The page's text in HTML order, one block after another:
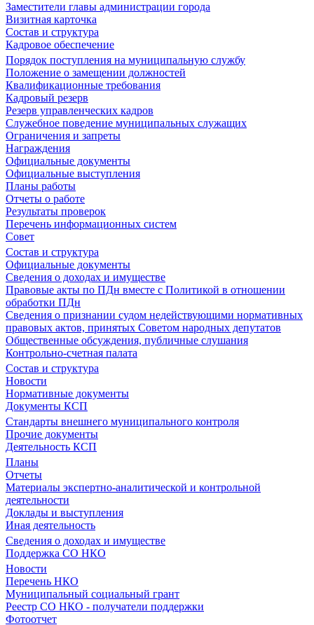
Заместители главы администрации города
Визитная карточка
Состав и структура
Кадровое обеспечение
Порядок поступления на муниципальную службу
Положение о замещении должностей
Квалификационные требования
Кадровый резерв
Резерв управленческих кадров
Служебное поведение муниципальных служащих
Ограничения и запреты
Награждения
Официальные документы
Официальные выступления
Планы работы
Отчеты о работе
Результаты проверок
Перечень информационных систем
Совет
Состав и структура
Официальные документы
Сведения о доходах и имуществе
Правовые акты по ПДн вместе с Политикой в отношении
обработки ПДн
Сведения о признании судом недействующими нормативных
правовых актов, принятых Советом народных депутатов
Общественные обсуждения, публичные слушания
Контрольно-счетная палата
Состав и структура
Новости
Нормативные документы
Документы КСП
Стандарты внешнего муниципального контроля
Прочие документы
Деятельность КСП
Планы
Отчеты
Материалы экспертно-аналитической и контрольной
деятельности
Доклады и выступления
Иная деятельность
Сведения о доходах и имуществе
Поддержка СО НКО
Новости
Перечень НКО
Муниципальный социальный грант
Реестр СО НКО - получатели поддержки
Фотоотчет